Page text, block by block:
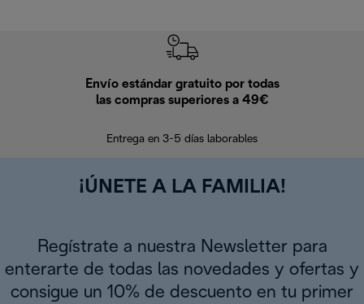
Envío estándar gratuito por todas
las compras superiores a 49€
Entrega en 3-5 días laborables
¡ÚNETE A LA FAMILIA!
Regístrate a nuestra Newsletter para
enterarte de todas las novedades y ofertas y
consigue un 10% de descuento en tu primer